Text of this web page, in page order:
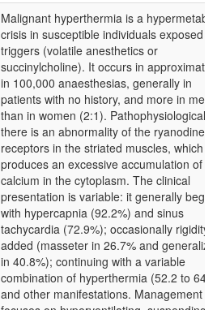
Malignant hyperthermia is a
crisis in susceptible individuals exposed to
triggers (volatile anesthetics or
succinylcholine). It occurs in
in 100,000 anaesthesias, generally in
patients with no history, and more in men
than in women (2:1). Pathophysiologically,
there is an abnormality of the ryanodine
receptors in the striated muscles, which
produces an excessive accumulation of
calcium in the cytoplasm. The clinical
presentation is variable: it generally
with hypercapnia (92.2%) and sinus
tachycardia (72.9%); occasionally rigidity
added (masseter in 26.7% and
in 40.8%); continuing with a variable
combination of hyperthermia (52.2 to
and other manifestations. Management